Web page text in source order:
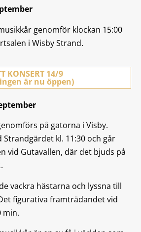
genomför klockan 15:00
i Wisby Strand.
KONSERT 14/9
är nu öppen)
på gatorna i Visby.
kl. 11:30 och går
vid Gutavallen, där det bjuds på
vackra hästarna och lyssna till
figurativa framträdandet vid
min.